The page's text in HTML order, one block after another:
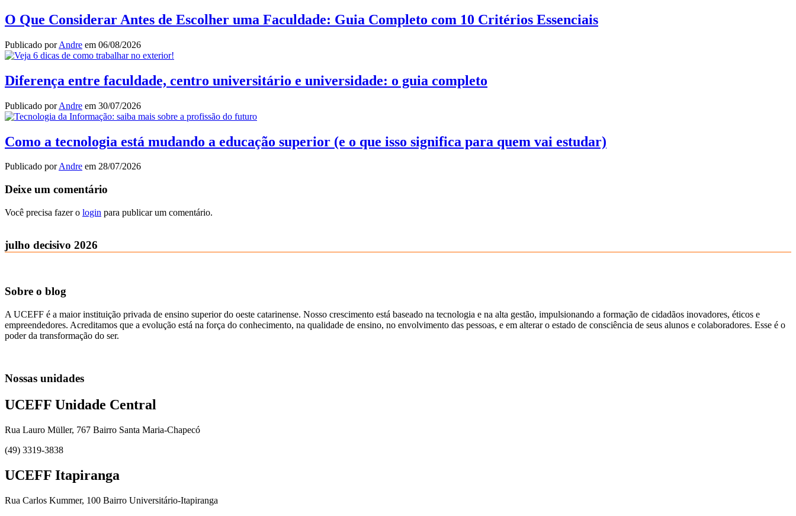
O Que Considerar Antes de Escolher uma Faculdade: Guia Completo com 10 Critérios Essenciais
Publicado porAndre em 06/08/2026
Diferença entre faculdade, centro universitário e universidade: o guia completo
Publicado porAndre em 30/07/2026
Como a tecnologia está mudando a educação superior (e o que isso significa para quem vai estudar)
Publicado porAndre em 28/07/2026
Deixe um comentário
Você precisa fazer o login para publicar um comentário.
julho decisivo 2026
Sobre o blog
A UCEFF é a maior instituição privada de ensino superior do oeste catarinense. Nosso crescimento está baseado na tecnologia e na alta gestão, impulsionando a formação de cidadãos inovadores, éticos e
empreendedores. Acreditamos que a evolução está na força do conhecimento, na qualidade de ensino, no envolvimento das pessoas, e em alterar o estado de consciência de seus alunos e colaboradores. Esse é o
poder da transformação do ser.
Nossas unidades
UCEFF Unidade Central
Rua Lauro Müller, 767 Bairro Santa Maria-Chapecó
(49) 3319-3838
UCEFF Itapiranga
Rua Carlos Kummer, 100 Bairro Universitário-Itapiranga